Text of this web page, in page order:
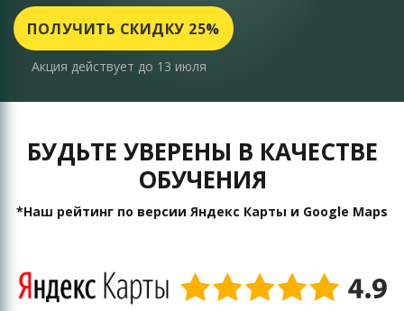
ПОЛУЧИТЬ СКИДКУ 25%
Акция действует до 13 июля
БУДЬТЕ УВЕРЕНЫ В КАЧЕСТВЕ
ОБУЧЕНИЯ
*Наш рейтинг по версии Яндекс Карты и Google Maps